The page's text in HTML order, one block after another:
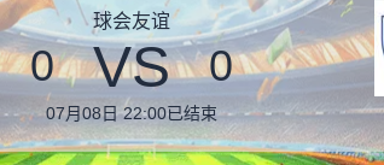
球会友谊
0 VS 0
07月08日 22:00已结束